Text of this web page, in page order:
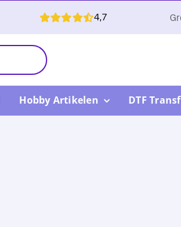
4,7
Hobby Artikelen DTF